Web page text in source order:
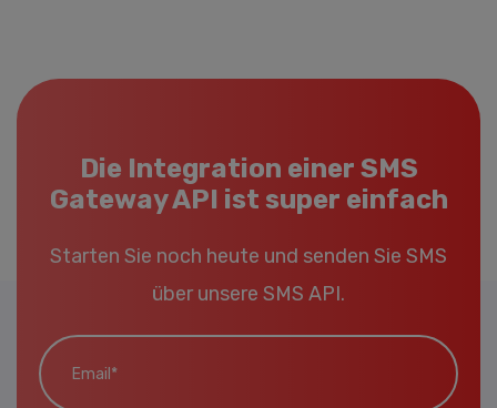
Die Integration einer SMS
Gateway API ist super einfach
Starten Sie noch heute und senden Sie SMS
über unsere SMS API.
Email*